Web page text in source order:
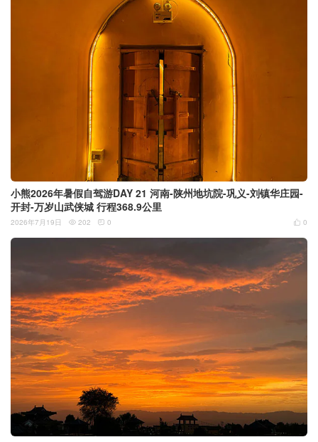
小熊2026年暑假自驾游DAY 21 河南-陕州地坑院-巩义-刘镇华庄园-
开封-万岁山武侠城 行程368.9公里
 0
2026年7月19日  202  0